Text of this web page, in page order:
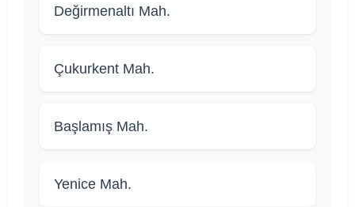
Değirmenaltı Mah.
Çukurkent Mah.
Başlamış Mah.
Yenice Mah.